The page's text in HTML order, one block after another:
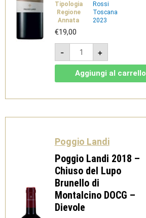
Tipologia
Rossi
Regione
Toscana
Annata
2023
€19,00
-
Poggio
Landi
2023
Rosso
di
DOC
-
+
Aggiungi al carrello
Poggio Landi
Poggio Landi 2018 –
Chiuso del Lupo
Brunello di
Montalcino DOCG –
Dievole